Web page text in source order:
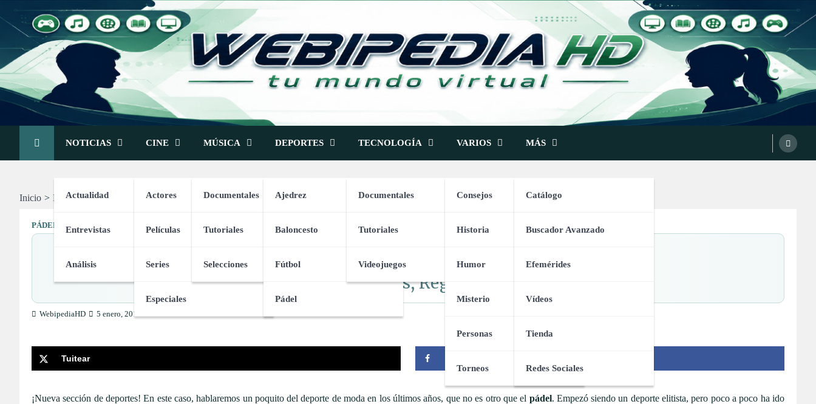
to
content
NOTICIAS
Actualidad
Entrevistas
Análisis
CINE
Actores
Películas
Series
Especiales
MÚSICA
Documentales
Tutoriales
Selecciones
DEPORTES
Ajedrez
Baloncesto
Fútbol
Pádel
TECNOLOGÍA
Documentales
Tutoriales
Videojuegos
VARIOS
Consejos
Historia
Humor
Misterio
Personas
Torneos
MÁS
Catálogo
Buscador Avanzado
Efemérides
Vídeos
Tienda
Redes Sociales
Inicio Deportes Pádel Fundamentos del Pádel
PÁDEL
Fundamentos del Pádel
Historia, Elementos, Reglas y Consejos
WebipediaHD 5 enero, 2017
Tuitear
¡Nueva sección de deportes! En este caso, hablaremos un poquito del deporte de moda en los últimos años, que no es otro que el pádel. Empezó siendo un deporte elitista, pero poco a poco ha ido